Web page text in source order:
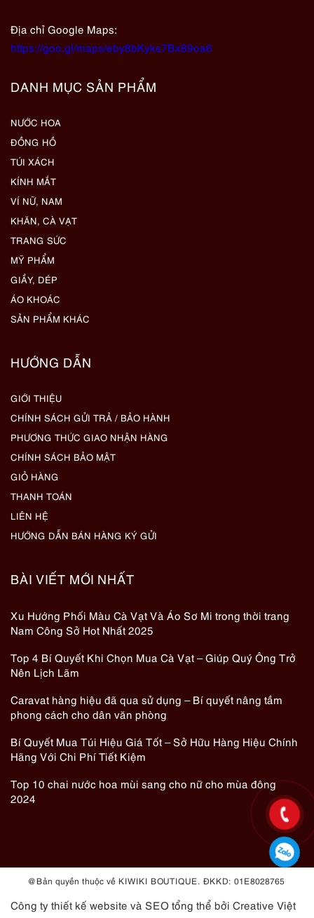
Địa chỉ Google Maps:
https://goo.gl/maps/eby8bKyks7Bx89oa6
DANH MỤC SẢN PHẨM
NƯỚC HOA
ĐỒNG HỒ
TÚI XÁCH
KÍNH MẮT
VÍ NỮ, NAM
KHĂN, CÀ VẠT
TRANG SỨC
MỸ PHẨM
GIẦY, DÉP
ÁO KHOÁC
SẢN PHẨM KHÁC
HƯỚNG DẪN
GIỚI THIỆU
CHÍNH SÁCH GỬI TRẢ / BẢO HÀNH
PHƯƠNG THỨC GIAO NHẬN HÀNG
CHÍNH SÁCH BẢO MẬT
GIỎ HÀNG
THANH TOÁN
LIÊN HỆ
HƯỚNG DẪN BÁN HÀNG KÝ GỬI
BÀI VIẾT MỚI NHẤT
Xu Hướng Phối Màu Cà Vạt Và Áo Sơ Mi trong thời trang
Nam Công Sở Hot Nhất 2025
Top 4 Bí Quyết Khi Chọn Mua Cà Vạt – Giúp Quý Ông Trở
Nên Lịch Lãm
Caravat hàng hiệu đã qua sử dụng – Bí quyết nâng tầm
phong cách cho dân văn phòng
Bí Quyết Mua Túi Hiệu Giá Tốt – Sở Hữu Hàng Hiệu Chính
Hãng Với Chi Phí Tiết Kiệm
Top 10 chai nước hoa mùi sang cho nữ cho mùa đông
2024
@ Bản quyền thuộc về KIWIKI BOUTIQUE. ĐKKD: 01E8028765
Công ty thiết kế website và SEO tổng thể bởi Creative Việt